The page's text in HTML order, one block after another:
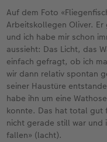
Auf dem Foto
Arbeitskollegen Oliver.
und ich habe mir schon
aussieht: Das Licht, das
einfach gefragt, ob ich
wir dann relativ spontan
seiner Haustüre
habe ihn um eine
konnte. Das hat total gut
nicht gerade still war und
fallen» (lacht).